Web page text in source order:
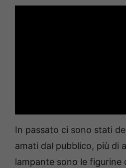
In passato ci sono stati
amati dal pubblico, più di
lampante sono le figurine